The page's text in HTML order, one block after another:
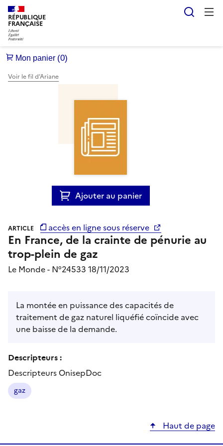
RÉPUBLIQUE
FRANÇAISE
Voir le fil d’Ariane
Ajouter au panier
accès en ligne sous réserve
ARTICLE
En France, de la crainte de pénurie au
trop-plein de gaz
Le Monde - N°24533 18/11/2023
La montée en puissance des capacités de
traitement de gaz naturel liquéfié coïncide avec
une baisse de la demande.
Descripteurs :
Descripteurs OnisepDoc
gaz
Haut de page